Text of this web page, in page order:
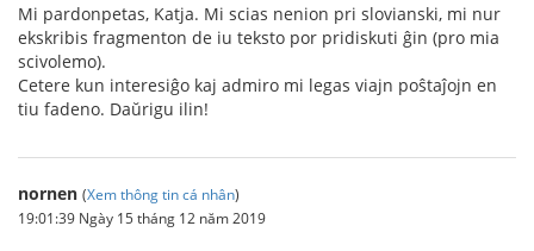
Mi pardonpetas, Katja. Mi scias nenion pri slovianski, mi nur
ekskribis fragmenton de iu teksto por pridiskuti ĝin (pro mia
scivolemo).
Cetere kun interesiĝo kaj admiro mi legas viajn poŝtaĵojn en
tiu fadeno. Daŭrigu ilin!
nornen (Xem thông tin cá nhân)
19:01:39 Ngày 15 tháng 12 năm 2019